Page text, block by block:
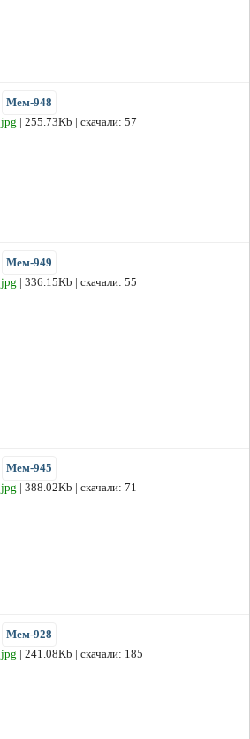
Мем-948
jpg | 255.73Kb | скачали: 57
Мем-949
jpg | 336.15Kb | скачали: 55
Мем-945
jpg | 388.02Kb | скачали: 71
Мем-928
jpg | 241.08Kb | скачали: 185